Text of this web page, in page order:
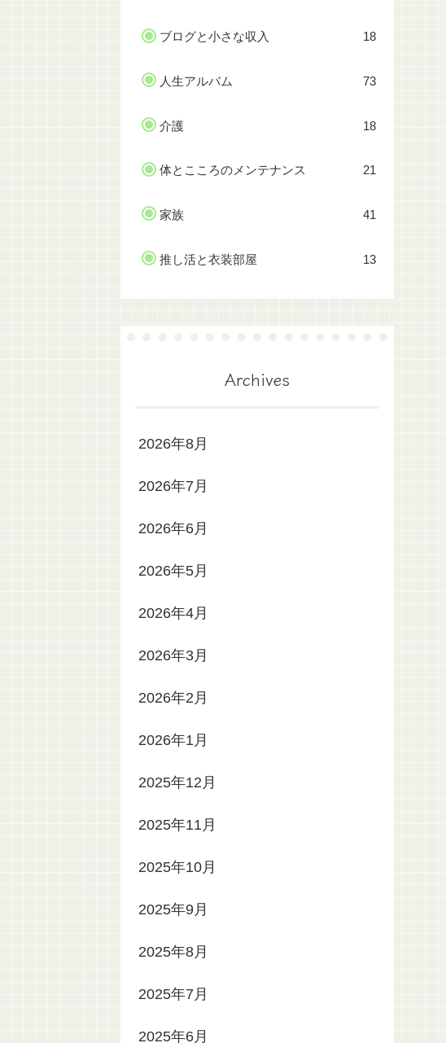
ブログと小さな収入 18
人生アルバム 73
介護 18
体とこころのメンテナンス 21
家族 41
推し活と衣装部屋 13
Archives
2026年8月
2026年7月
2026年6月
2026年5月
2026年4月
2026年3月
2026年2月
2026年1月
2025年12月
2025年11月
2025年10月
2025年9月
2025年8月
2025年7月
2025年6月